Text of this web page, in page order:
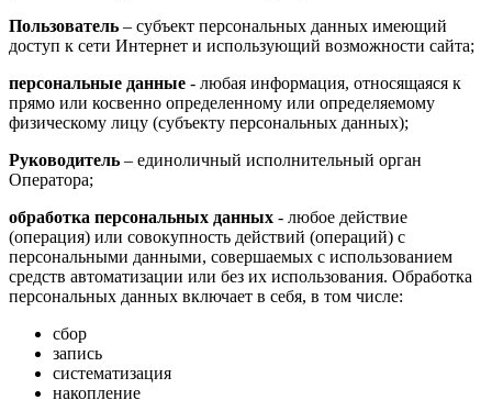
Пользователь – субъект персональных данных имеющий
доступ к сети Интернет и использующий возможности сайта;
персональные данные - любая информация, относящаяся к
прямо или косвенно определенному или определяемому
физическому лицу (субъекту персональных данных);
Руководитель – единоличный исполнительный орган
Оператора;
обработка персональных данных - любое действие
(операция) или совокупность действий (операций) с
персональными данными, совершаемых с использованием
средств автоматизации или без их использования. Обработка
персональных данных включает в себя, в том числе:
сбор
запись
систематизация
накопление